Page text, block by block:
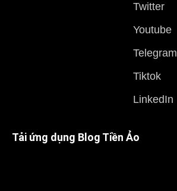
Twitter
Youtube
Telegram
Tiktok
LinkedIn
Tải ứng dụng Blog Tiền Ảo